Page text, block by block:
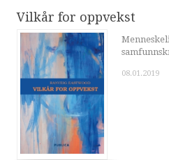
Vilkår for oppvekst
08.01.2019